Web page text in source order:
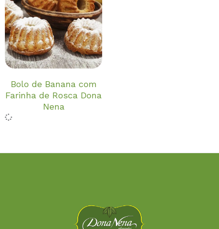
Bolo de Banana com
Farinha de Rosca Dona
Nena